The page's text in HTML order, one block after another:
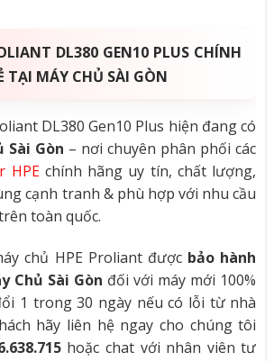
DL380 GEN10 PLUS CHÍNH
TẠI MÁY CHỦ SÀI GÒN
DL380 Gen10 Plus hiện đang có
Sài Gòn – nơi chuyên phân phối các
HPEchính hãng uy tín, chất lượng,
cạnh tranh & phù hợp với nhu cầu
toàn quốc.
chủ HPE Proliant được bảo hành
Chủ Sài Gòn đối với máy mới 100%
1 trong 30 ngày nếu có lỗi từ nhà
hãy liên hệ ngay cho chúng tôi
hoặc chat với nhân viên tư